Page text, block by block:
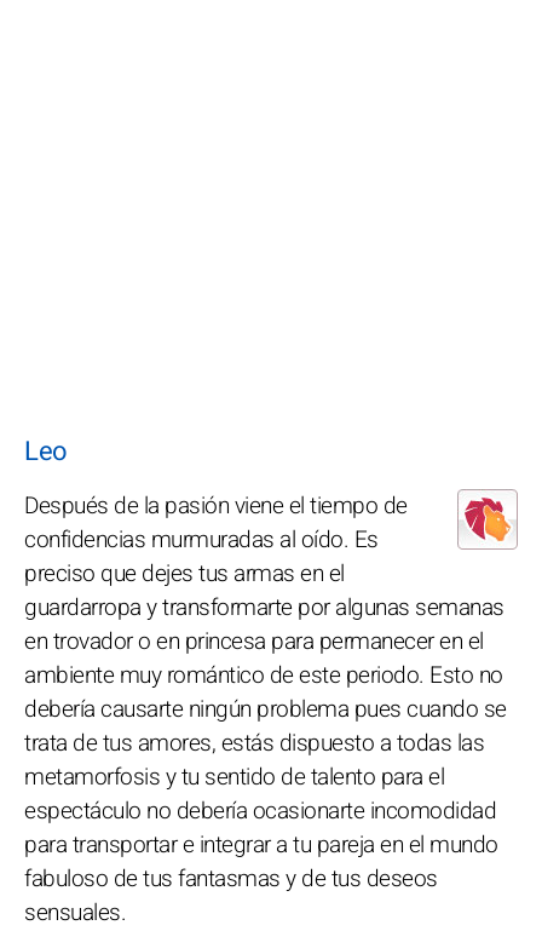
Leo
Después de la pasión viene el tiempo de
confidencias murmuradas al oído. Es
preciso que dejes tus armas en el
guardarropa y transformarte por algunas semanas
en trovador o en princesa para permanecer en el
ambiente muy romántico de este periodo. Esto no
debería causarte ningún problema pues cuando se
trata de tus amores, estás dispuesto a todas las
metamorfosis y tu sentido de talento para el
espectáculo no debería ocasionarte incomodidad
para transportar e integrar a tu pareja en el mundo
fabuloso de tus fantasmas y de tus deseos
sensuales.